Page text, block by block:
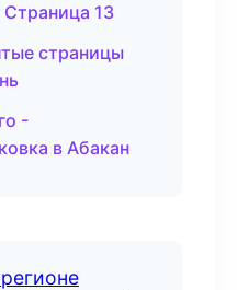
13
страницы
-
в Абакан